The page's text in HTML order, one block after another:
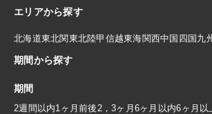
エリアから探す
北海道東北関東北陸甲信越東海関西中国 四国九
期間から探す
期間
2週間以内1ヶ月前後 2，3ヶ月 6ヶ月以内6ヶ月以